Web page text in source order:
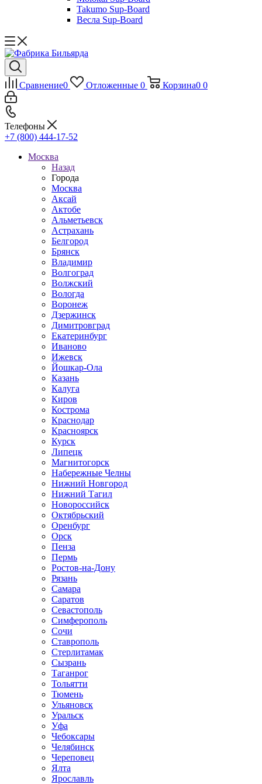
Takumo Sup-Board
Весла Sup-Board
Сравнение0 Отложенные 0 Корзина0 0
Телефоны
+7 (800) 444-17-52
Москва
Назад
Города
Москва
Аксай
Актобе
Альметьевск
Астрахань
Белгород
Брянск
Владимир
Волгоград
Волжский
Вологда
Воронеж
Дзержинск
Димитровград
Екатеринбург
Иваново
Ижевск
Йошкар-Ола
Казань
Калуга
Киров
Кострома
Краснодар
Красноярск
Курск
Липецк
Магнитогорск
Набережные Челны
Нижний Новгород
Нижний Тагил
Новороссийск
Октябрьский
Оренбург
Орск
Пенза
Пермь
Ростов-на-Дону
Рязань
Самара
Саратов
Севастополь
Симферополь
Сочи
Ставрополь
Стерлитамак
Сызрань
Таганрог
Тольятти
Тюмень
Ульяновск
Уральск
Уфа
Чебоксары
Челябинск
Череповец
Ялта
Ярославль